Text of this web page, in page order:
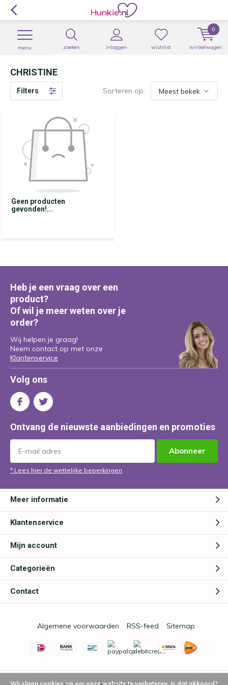
zoeken inloggen
menu wishlist winkelwagen
0
CHRISTINE
Filters Sorteren op:
Geen producten
gevonden!...
Heb je een vraag over een
product?
Of wil je meer weten over je
order?
Wij helpen je graag!
Neem contact op met onze
Klantenservice
Volg ons
Ontvang de nieuwste aanbiedingen en promoties
Abonneer
* Lees hier de wettelijke beperkingen
Meer informatie
Klantenservice
Mijn account
Categorieën
Contact
Algemene voorwaarden RSS-feed Sitemap
Wij slaan cookies op om onze website te verbeteren. Is dat akkoord?